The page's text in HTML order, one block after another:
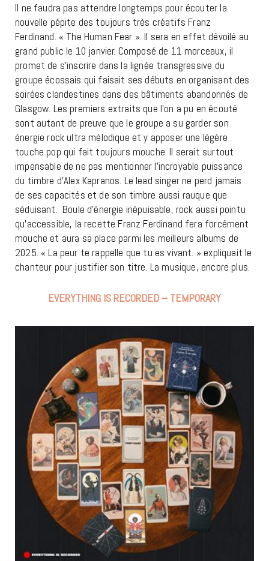
Il ne faudra pas attendre longtemps pour écouter la
nouvelle pépite des toujours très créatifs Franz
Ferdinand. « The Human Fear ». Il sera en effet dévoilé au
grand public le 10 janvier. Composé de 11 morceaux, il
promet de s’inscrire dans la lignée transgressive du
groupe écossais qui faisait ses débuts en organisant des
soirées clandestines dans des bâtiments abandonnés de
Glasgow. Les premiers extraits que l’on a pu en écouté
sont autant de preuve que le groupe a su garder son
énergie rock ultra mélodique et y apposer une légère
touche pop qui fait toujours mouche. Il serait surtout
impensable de ne pas mentionner l’incroyable puissance
du timbre d’Alex Kapranos. Le lead singer ne perd jamais
de ses capacités et de son timbre aussi rauque que
séduisant. Boule d’énergie inépuisable, rock aussi pointu
qu’accessible, la recette Franz Ferdinand fera forcément
mouche et aura sa place parmi les meilleurs albums de
2025. « La peur te rappelle que tu es vivant. » expliquait le
chanteur pour justifier son titre. La musique, encore plus.
EVERYTHING IS RECORDED – TEMPORARY